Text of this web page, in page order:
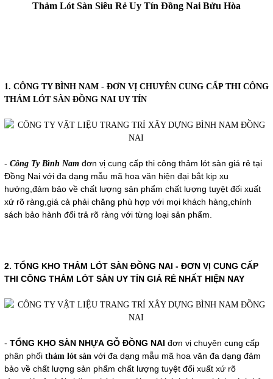
Thảm Lót Sàn Siêu Rẻ Uy Tín Đồng Nai Bửu Hòa
1. CÔNG TY BÌNH NAM - ĐƠN VỊ CHUYÊN CUNG CẤP THI CÔNG
THẢM LÓT SÀN ĐỒNG NAI UY TÍN
- Công Ty Bình Namđơn vị cung cấp thi công thảm lót sàn giá rẻ tại
Đồng Nai với đa dạng mẫu mã hoa văn hiện đại bắt kịp xu
hướng,đảm bảo về chất lượng sản phẩm chất lượng tuyệt đối xuất
xứ rõ ràng,giá cả phải chăng phù hợp với mọi khách hàng,chính
sách bảo hành đổi trả rõ ràng với từng loại sản phẩm.
2. TỔNG KHO THẢM LÓT SÀN ĐỒNG NAI - ĐƠN VỊ CUNG CẤP
THI CÔNG THẢM LÓT SÀN UY TÍN GIÁ RẺ NHẤT HIỆN NAY
- TỔNG KHO SÀN NHỰA GỖ ĐỒNG NAI đơn vị chuyên cung cấp
phân phối thảm lót sànvới đa dạng mẫu mã hoa văn đa dạng đảm
bảo về chất lượng sản phẩm chất lượng tuyệt đối xuất xứ rõ